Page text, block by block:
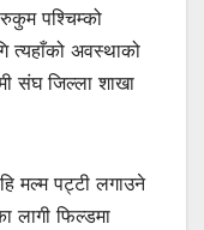
पश्चिम्को
त्यहाँको अवस्थाको
संघ जिल्ला शाखा
मल्म पट्टी लगाउने
लागी फिल्डमा